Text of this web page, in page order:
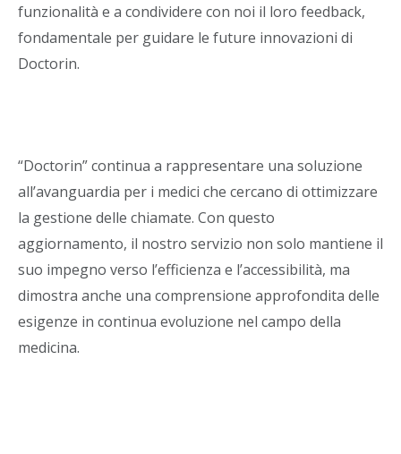
funzionalità e a condividere con noi il loro feedback,
fondamentale per guidare le future innovazioni di
Doctorin.
“Doctorin” continua a rappresentare una soluzione
all’avanguardia per i medici che cercano di ottimizzare
la gestione delle chiamate. Con questo
aggiornamento, il nostro servizio non solo mantiene il
suo impegno verso l’efficienza e l’accessibilità, ma
dimostra anche una comprensione approfondita delle
esigenze in continua evoluzione nel campo della
medicina.